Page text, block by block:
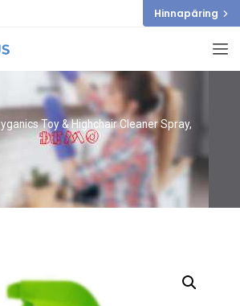
Hinnapäring
Toy & Highchair Cleaner Spray,